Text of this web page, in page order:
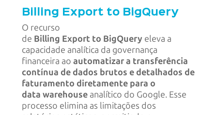
Billing Export to BigQuery
O recurso
de Billing Export to BigQuery eleva a
capacidade analítica da governança
financeira ao automatizar a transferência
contínua de dados brutos e detalhados de
faturamento diretamente para o
data warehouseanalítico do Google. Esse
processo elimina as limitações dos